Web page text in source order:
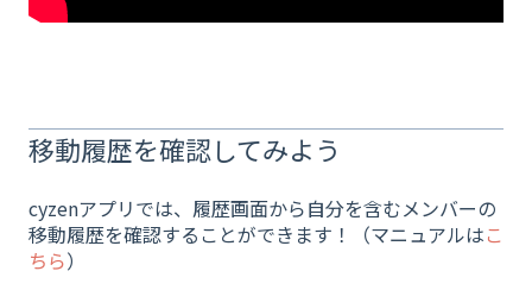
移動履歴を確認してみよう
cyzenアプリでは、履歴画面から自分を含むメンバーの
移動履歴を確認することができます！（マニュアルはこ
ちら）